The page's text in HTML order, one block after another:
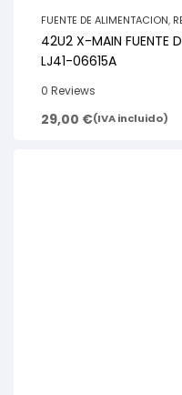
FUENTE DE ALIMENTACION,
42U2 X-MAIN FUENTE
LJ41-06615A
0 Reviews
29,00 €(IVA incluido)